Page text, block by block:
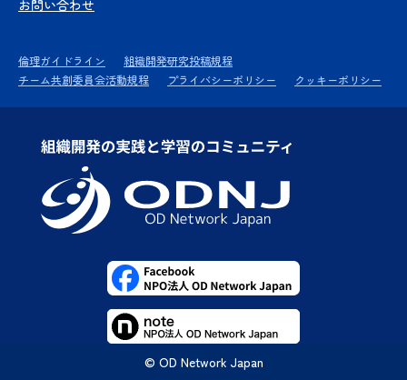
お問い合わせ
倫理ガイドライン
組織開発研究投稿規程
チーム共創委員会活動規程
プライバシーポリシー クッキーポリシー
© OD Network Japan